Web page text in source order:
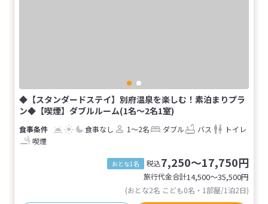
◆【スタンダードステイ】別府温泉を楽しむ！素泊まりプラ
ン◆【喫煙】ダブルルーム(1名～2名1室)
食事なし 1～2名 ダブル バス
トイレ
喫煙
おとな1名 税込7,250～17,750円
旅行代金合計14,500〜35,500円
(おとな2名 こども0名・1部屋/1泊2日)